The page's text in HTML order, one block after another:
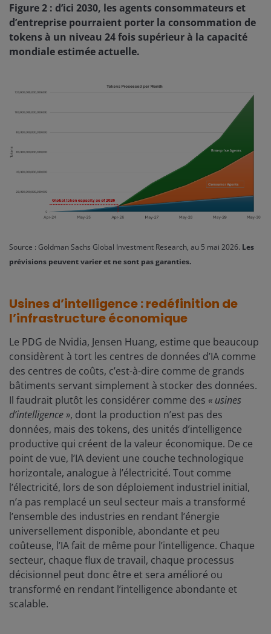
Figure 2 : d’ici 2030, les agents consommateurs et
d’entreprise pourraient porter la consommation de
tokens à un niveau 24 fois supérieur à la capacité
mondiale estimée actuelle.
Source : Goldman Sachs Global Investment Research, au 5 mai 2026. Les
prévisions peuvent varier et ne sont pas garanties.
Usines d’intelligence : redéfinition de
l’infrastructure économique
Le PDG de Nvidia, Jensen Huang, estime que beaucoup
considèrent à tort les centres de données d’IA comme
des centres de coûts, c’est-à-dire comme de grands
bâtiments servant simplement à stocker des données.
Il faudrait plutôt les considérer comme des « usines
d’intelligence », dont la production n’est pas des
données, mais des tokens, des unités d’intelligence
productive qui créent de la valeur économique. De ce
point de vue, l’IA devient une couche technologique
horizontale, analogue à l’électricité. Tout comme
l’électricité, lors de son déploiement industriel initial,
n’a pas remplacé un seul secteur mais a transformé
l’ensemble des industries en rendant l’énergie
universellement disponible, abondante et peu
coûteuse, l’IA fait de même pour l’intelligence. Chaque
secteur, chaque flux de travail, chaque processus
décisionnel peut donc être et sera amélioré ou
transformé en rendant l’intelligence abondante et
scalable.